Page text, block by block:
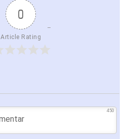
0
Article Rating
450